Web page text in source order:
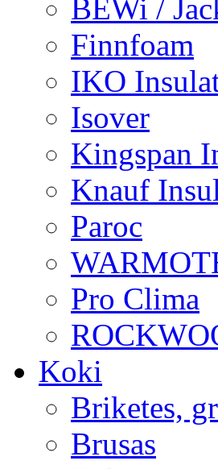
BEWi /
Finnfoam
IKO
Isover
Kingspan
Knauf
Paroc
Pro Clima
Koki
Briketes,
Brusas